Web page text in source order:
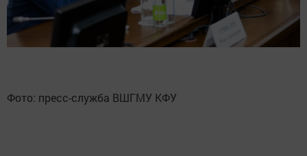
Фото: пресс-служба ВШГМУ КФУ